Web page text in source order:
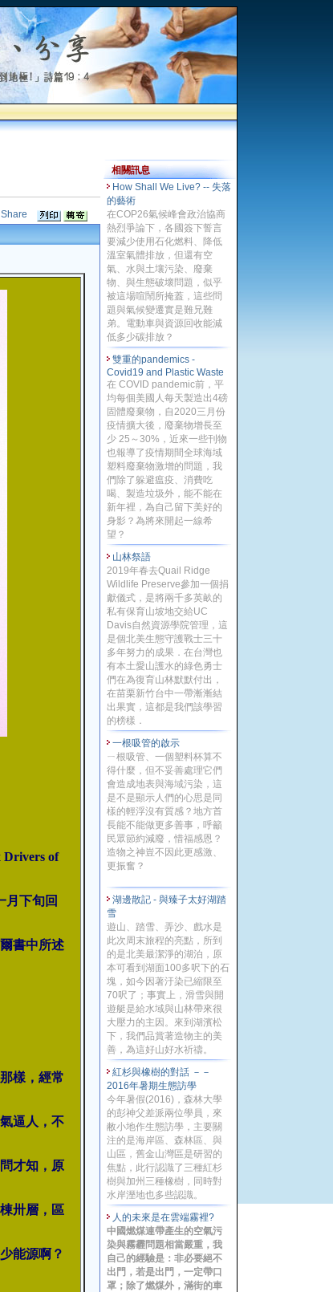
Drivers of
月下旬回
書中所述
樣，經常
逼人，不
才知，原
卅層，區
能源啊？
相關訊息
How Shall We Live? -- 失落
的藝術
在COP26氣候峰會政治協商
熱烈爭論下，各國簽下誓言
要減少使用石化燃料、降低
溫室氣體排放，但還有空
氣、水與土壤污染、廢棄
物、與生態破壞問題，似乎
被這場喧鬧所掩蓋，這些問
題與氣候變遷實是難兄難
弟。電動車與資源回收能減
低多少碳排放？
雙重的pandemics -
Covid19 and Plastic Waste
在 COVID pandemic前，平
均每個美國人每天製造出4磅
固體廢棄物，自2020三月份
疫情擴大後，廢棄物增長至
少 25～30%，近來一些刊物
也報導了疫情期間全球海域
塑料廢棄物激增的問題，我
們除了躲避瘟疫、消費吃
喝、製造垃圾外，能不能在
新年裡，為自己留下美好的
身影？為將來開起一線希
望？
山林祭語
2019年春去Quail Ridge
Wildlife Preserve參加一個捐
獻儀式，是將兩千多英畝的
私有保育山坡地交給UC
Davis自然資源學院管理，這
是個北美生態守護戰士三十
多年努力的成果．在台灣也
有本土愛山護水的綠色勇士
們在為復育山林默默付出，
在苗栗新竹台中一帶漸漸結
出果實，這都是我們該學習
的榜樣．
一根吸管的啟示
ㄧ根吸管、一個塑料杯算不
得什麼，但不妥善處理它們
會造成地表與海域污染，這
是不是顯示人們的心思是同
樣的輕浮沒有質感？地方首
長能不能做更多善事，呼籲
民眾節約減廢，惜福感恩？
造物之神豈不因此更感激、
更振奮？
湖邊散記 - 與臻子太好湖踏
雪
遊山、踏雪、弄沙、戲水是
此次周末旅程的亮點，所到
的是北美最潔淨的湖泊，原
本可看到湖面100多呎下的石
塊，如今因著汙染已縮限至
70呎了；事實上，滑雪與開
遊艇是給水域與山林帶來很
大壓力的主因。來到湖濱松
下，我們品賞著造物主的美
善，為這好山好水祈禱。
紅杉與橡樹的對話 －－
2016年暑期生態訪學
今年暑假(2016)，森林大學
的彭神父差派兩位學員，來
敝小地作生態訪學，主要關
注的是海岸區、森林區、與
山區，舊金山灣區是研習的
焦點，此行認識了三種紅杉
樹與加州三種橡樹，同時對
水岸溼地也多些認識。
人的未來是在雲端霧裡?
中國燃煤連帶產生的空氣污
染與霧霾問題相當嚴重，我
自己的經驗是：非必要絕不
出門，若是出門，一定帶口
罩；除了燃煤外，滿街的車